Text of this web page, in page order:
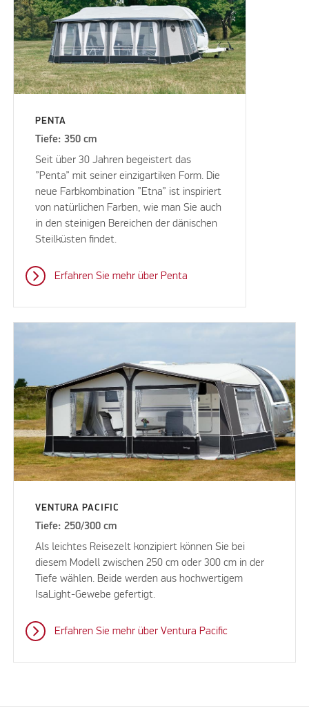
PENTA
Tiefe: 350 cm
Seit über 30 Jahren begeistert das
”Penta” mit seiner einzigartiken Form. Die
neue Farbkombination ”Etna” ist inspiriert
von natürlichen Farben, wie man Sie auch
in den steinigen Bereichen der dänischen
Steilküsten findet.
Erfahren Sie mehr über Penta
VENTURA PACIFIC
Tiefe: 250/300 cm
Als leichtes Reisezelt konzipiert können Sie bei
diesem Modell zwischen 250 cm oder 300 cm in der
Tiefe wählen. Beide werden aus hochwertigem
IsaLight-Gewebe gefertigt.
Erfahren Sie mehr über Ventura Pacific